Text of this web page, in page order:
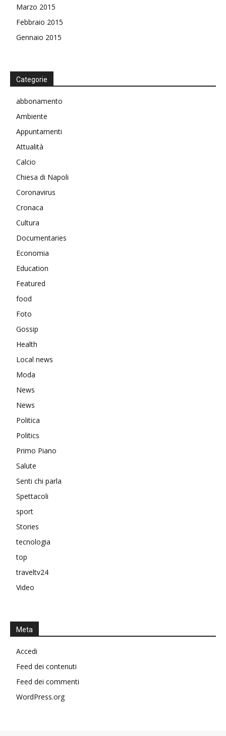
Marzo 2015
Febbraio 2015
Gennaio 2015
Categorie
abbonamento
Ambiente
Appuntamenti
Attualità
Calcio
Chiesa di Napoli
Coronavirus
Cronaca
Cultura
Documentaries
Economia
Education
Featured
food
Foto
Gossip
Health
Local news
Moda
News
News
Politica
Politics
Primo Piano
Salute
Senti chi parla
Spettacoli
sport
Stories
tecnologia
top
traveltv24
Video
Meta
Accedi
Feed dei contenuti
Feed dei commenti
WordPress.org